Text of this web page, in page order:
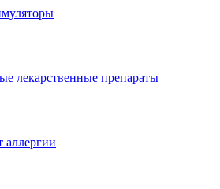
лекарственные препараты
аллергии